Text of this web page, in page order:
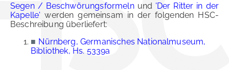
Segen / Beschwörungsformelnund 'Der Ritter in der
Kapelle' werden gemeinsam in der folgenden HSC-
Beschreibung überliefert:
■ Nürnberg, Germanisches Nationalmuseum,
Bibliothek, Hs. 5339a